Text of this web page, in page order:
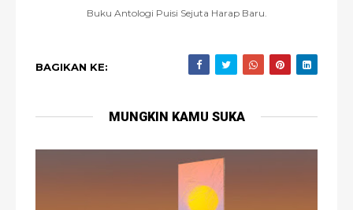
Buku Antologi Puisi Sejuta Harap Baru.
BAGIKAN KE:
MUNGKIN KAMU SUKA